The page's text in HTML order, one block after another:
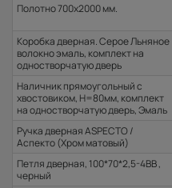
Полотно 700x2000 мм.
Коробка дверная. Серое Льняное
волокно эмаль, комплект на
одностворчатую дверь
Наличник прямоугольный с
хвостовиком, H=80мм, комплект
на одностворчатую дверь, Эмаль
Ручка дверная ASPECTO /
Аспекто (Хром матовый)
Петля дверная, 100*70*2,5-4ВВ ,
черный